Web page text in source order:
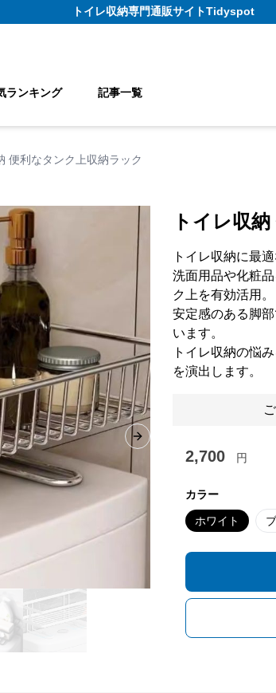
トイレ収納専門通販サイトTidyspot
ランキング 記事一覧
便利なタンク上収納ラック
Next slide
トイレ収
トイレ収納に最
洗面用品や化粧
ク上を有効活用。
安定感のある脚
います。
トイレ収納の悩
を演出します。
2,700 円
カラー
ホワイト